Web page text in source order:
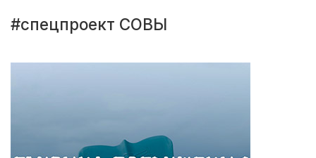
#спецпроект СОВЫ